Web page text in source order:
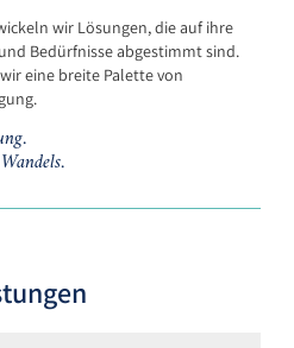
wir Lösungen, die auf ihre
Bedürfnisse abgestimmt sind.
eine breite Palette von